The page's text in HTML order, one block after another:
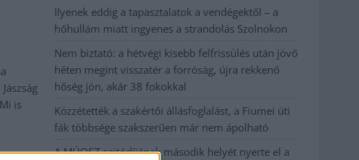
is
Ilyenek eddig a tapasztalatok a vendégektől – a
hőhullám miatt ingyenes a strandolás Szolnokon
Nem biztató: a hétvégi kisebb felfrissülés után jövő
héten megint visszatér a forróság, újra rekkenő
hőség jön, akár 38 fokokkal
Közzétették a szakértői állásfoglalást, a Fiumei úti
fák többsége szakszerűen már nem ápolható
A MÚOSZ sajtódíjának második helyét nyerte el a